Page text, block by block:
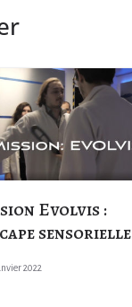
Evolvis :
sensorielle
2022